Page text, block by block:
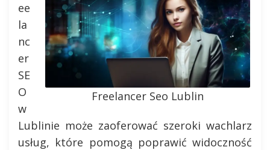
Freelancer Seo Lublin
ee
la
nc
er
SE
O
w
Lublinie może zaoferować szeroki wachlarz
usług, które pomogą poprawić widoczność